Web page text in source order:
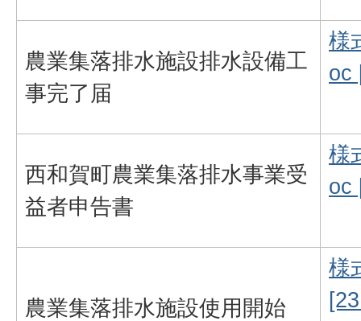
農業集落排水施設排水設備工
事完了届
様
oc
西和賀町農業集落排水事業受
益者申告書
様
oc
農業集落排水施設使用開始
様